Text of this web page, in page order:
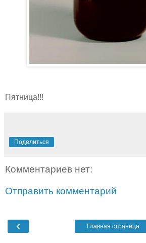
Пятница!!!
Поделиться
Комментариев нет:
Отправить комментарий
‹ Главная страница